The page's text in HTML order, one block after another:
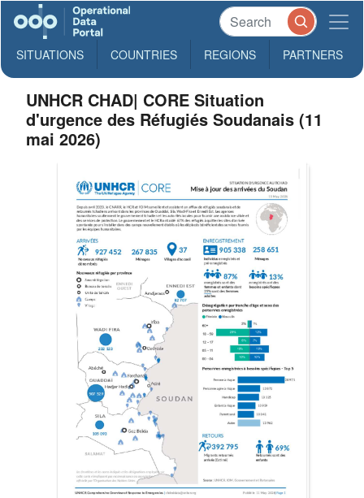
SITUATIONS COUNTRIES REGIONS PARTNERS
UNHCR CHAD| CORE Situation
d'urgence des Réfugiés Soudanais (11
mai 2026)